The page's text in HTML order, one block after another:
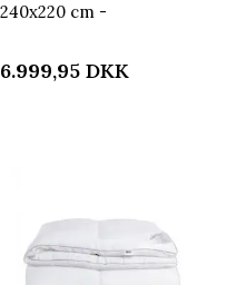
240x220 cm -
moskusdyne med
6.999,95 DKK